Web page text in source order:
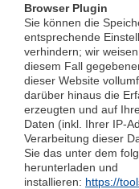
Browser Plugin
Sie können die
entsprechende
verhindern; wir
diesem Fall
dieser Website
darüber hinaus die
erzeugten und auf
Daten (inkl. Ihrer IP-
Verarbeitung dieser
Sie das unter dem
herunterladen und
installieren: https://